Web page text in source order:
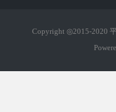
Copyright ◎2015-2020